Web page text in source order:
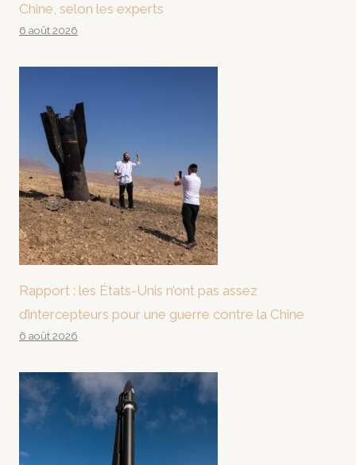
Chine, selon les experts
6 août 2026
Rapport : les États-Unis n’ont pas assez
d’intercepteurs pour une guerre contre la Chine
6 août 2026